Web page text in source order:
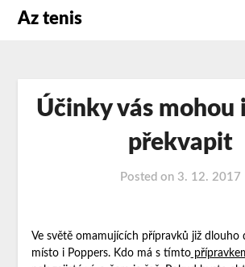
Az tenis
Účinky vás mohou
překvapit
Posted on 3. 12. 2017
Ve světě omamujících přípravků již dlouho
místo i Poppers. Kdo má s tímto